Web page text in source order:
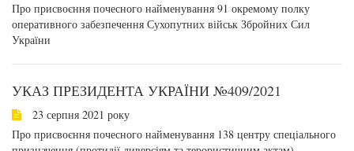
Про присвоєння почесного найменування 91 окремому полку
оперативного забезпечення Сухопутних військ Збройних Сил
України
УКАЗ ПРЕЗИДЕНТА УКРАЇНИ №409/2021
23 серпня 2021 року
Про присвоєння почесного найменування 138 центру спеціального